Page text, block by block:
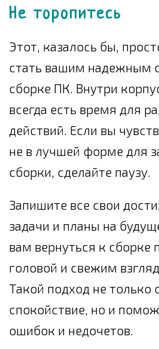
Не торопитесь
Этот, казалось бы,
стать вашим надежным
сборке ПК. Внутри
всегда есть время для
действий. Если вы
не в лучшей форме для
сборки, сделайте паузу.
Запишите все свои
задачи и планы на
вам вернуться к сборке
головой и свежим
Такой подход не только
спокойствие, но и
ошибок и недочетов.